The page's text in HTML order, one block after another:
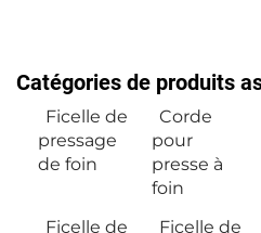
Catégories de produits
Ficelle de
pressage
de foin
Corde
pour
presse à
foin
Ficelle de
Ficelle de